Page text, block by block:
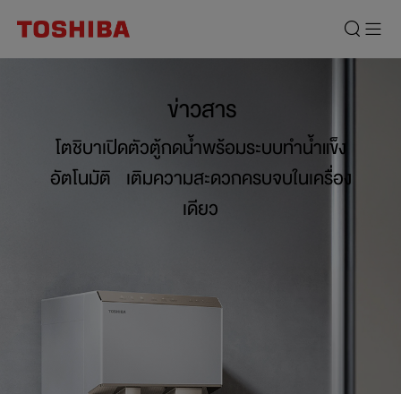
ข่าวสาร
โตชิบาเปิดตัวตู้กดน้ำพร้อมระบบทำน้ำแข็ง
อัตโนมัติ เติมความสะดวกครบจบในเครื่อง
เดียว